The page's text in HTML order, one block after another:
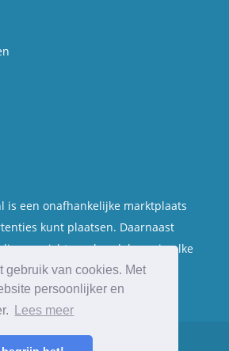
gebruik van cookies. Met
persoonlijker en
Lees meer
is een onafhankelijke marktplaats
kunt plaatsen. Daarnaast
overzicht van handelaren in elke